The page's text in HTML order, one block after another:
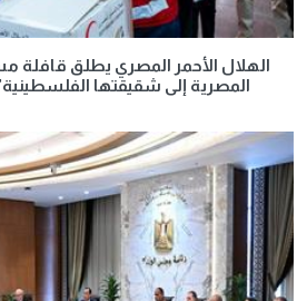
الهلال الأحمر المصري يطلق قافلة
المصرية إلى شقيقتها